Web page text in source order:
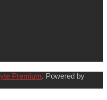
Premium. Powered by